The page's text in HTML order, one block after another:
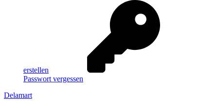
erstellen
Passwort vergessen
Delamart